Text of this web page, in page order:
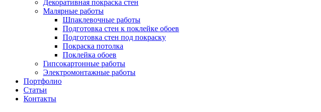
Декоративная покраска стен
Малярные работы
Шпаклевочные работы
Подготовка стен к поклейке обоев
Подготовка стен под покраску
Покраска потолка
Поклейка обоев
Гипсокартонные работы
Электромонтажные работы
Портфолио
Статьи
Контакты